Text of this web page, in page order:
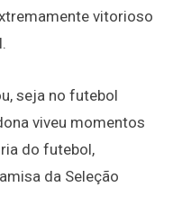
vitorioso
seja no futebol
viveu momentos
do futebol,
da Seleção